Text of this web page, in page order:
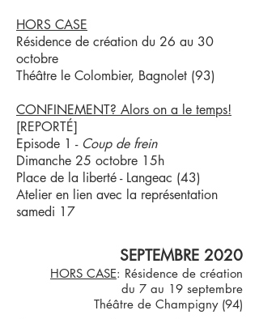
HORS CASE
Résidence de création du 26 au 30
octobre
Théâtre le Colombier, Bagnolet (93)
CONFINEMENT? Alors on a le temps!
​[REPORTÉ]
Episode 1 - Coup de frein
​Dimanche 25 octobre 15h
Place de la liberté - Langeac (43)
Atelier en lien avec la représentation
samedi 17
SEPTEMBRE 2020
HORS CASE: Résidence de création
du 7 au 19 septembre
Théâtre de Champigny (94)